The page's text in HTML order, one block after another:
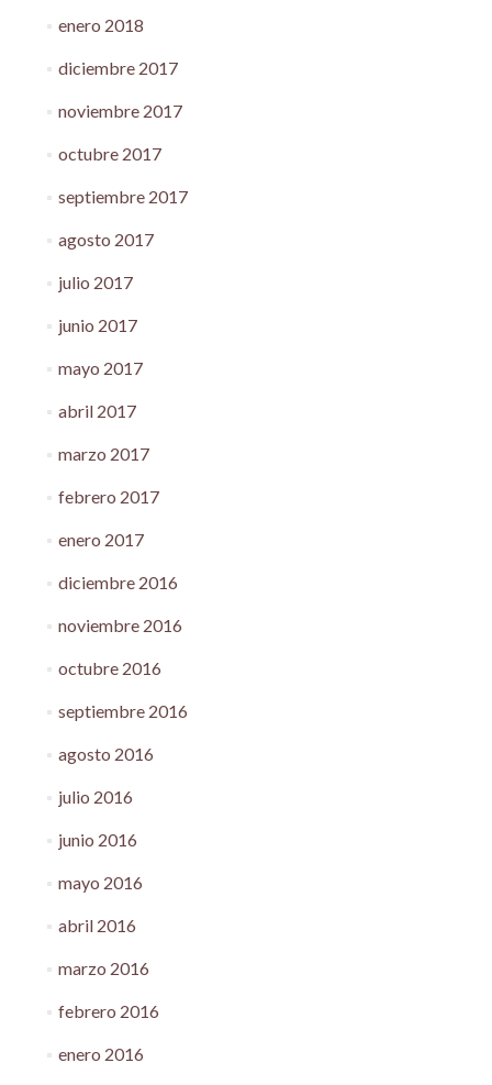
enero 2018
diciembre 2017
noviembre 2017
octubre 2017
septiembre 2017
agosto 2017
julio 2017
junio 2017
mayo 2017
abril 2017
marzo 2017
febrero 2017
enero 2017
diciembre 2016
noviembre 2016
octubre 2016
septiembre 2016
agosto 2016
julio 2016
junio 2016
mayo 2016
abril 2016
marzo 2016
febrero 2016
enero 2016